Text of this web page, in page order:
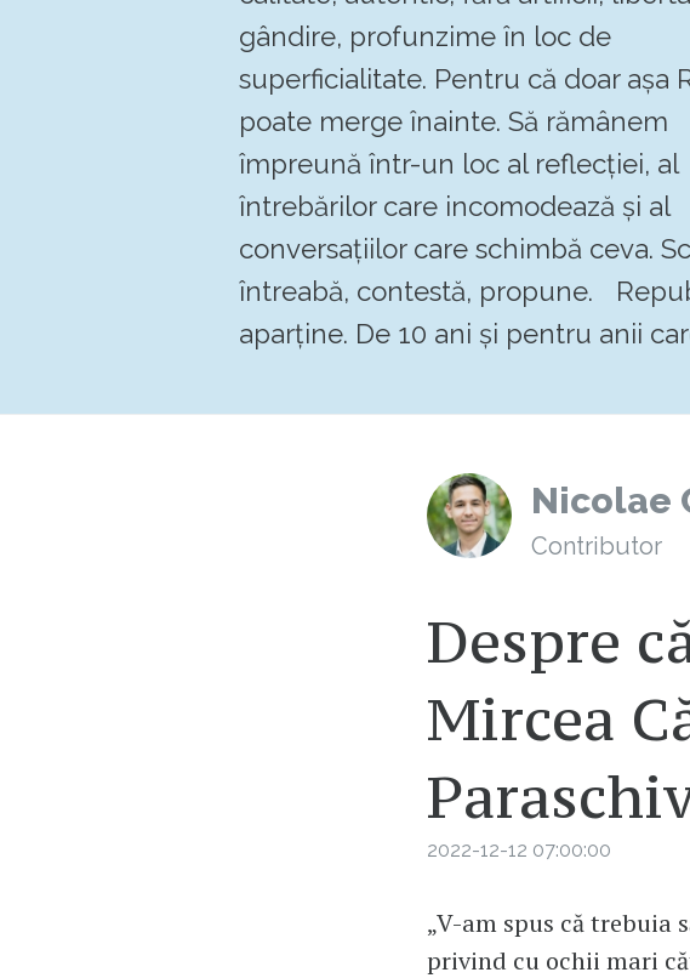
gândire, profunzime în loc de
superficialitate. Pentru că doar așa
poate merge înainte. Să rămânem
împreună într-un loc al reflecției, al
întrebărilor care incomodează și al
conversațiilor care schimbă ceva.
întreabă, contestă, propune.
aparține. De 10 ani și pentru anii
Nicolae
Contributor
Despre
Mircea
2022-12-12 07:00:00
„V-am spus că trebuia
privind cu ochii mari